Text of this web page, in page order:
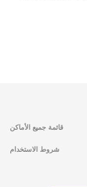
قائمة جميع الأماكن
شروط الاستخدام